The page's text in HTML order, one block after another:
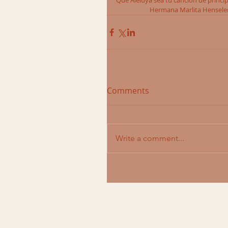
Hermana Marlita
Comments
Write a comment...